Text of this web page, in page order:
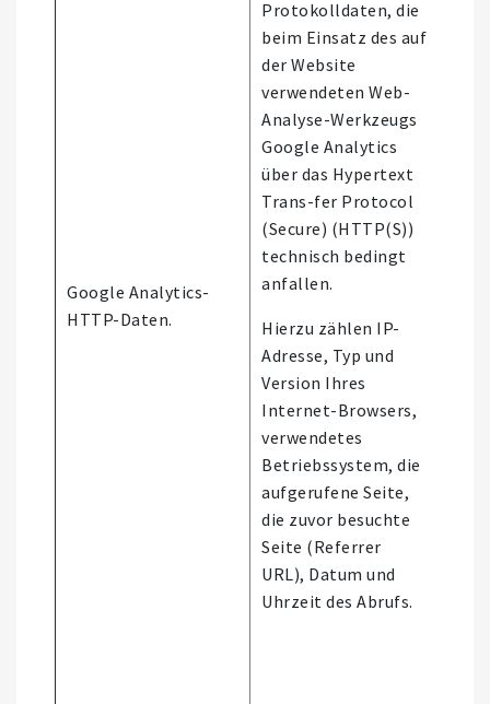
Google Analytics-
HTTP-Daten.
Protokolldaten, die
beim Einsatz des auf
der Website
verwendeten Web-
Analyse-Werkzeugs
Google Analytics
über das Hypertext
Trans-fer Protocol
(Secure) (HTTP(S))
technisch bedingt
anfallen.
Hierzu zählen IP-
Adresse, Typ und
Version Ihres
Internet-Browsers,
verwendetes
Betriebssystem, die
aufgerufene Seite,
die zuvor besuchte
Seite (Referrer
URL), Datum und
Uhrzeit des Abrufs.